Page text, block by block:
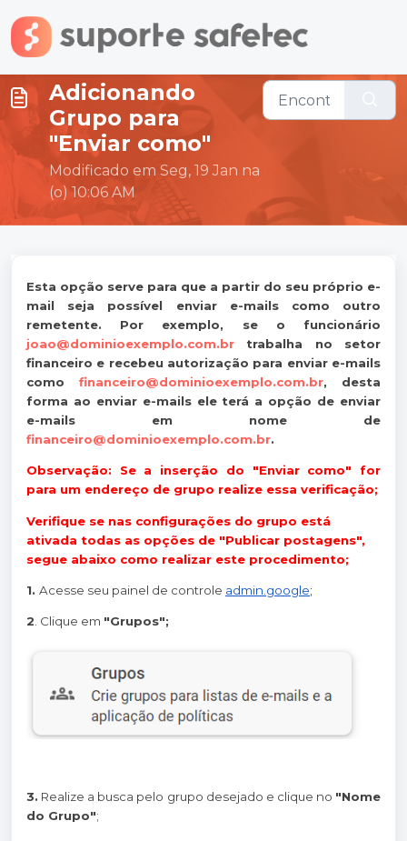
Ir para o conteúdo principal
Adicionando
Grupo para
"Enviar como"
Modificado em Seg, 19 Jan na
(o) 10:06 AM
Esta opção serve para que a partir do seu próprio e-
mail seja possível enviar e-mails como outro
remetente. Por exemplo, se o funcionário
joao@dominioexemplo.com.br trabalha no setor
financeiro e recebeu autorização para enviar e-mails
como financeiro@dominioexemplo.com.br, desta
forma ao enviar e-mails ele terá a opção de enviar
e-mails em nome de
financeiro@dominioexemplo.com.br.
Observação: Se a inserção do "Enviar como" for
para um endereço de grupo realize essa verificação;
Verifique se nas configurações do grupo está
ativada todas as opções de "Publicar postagens",
segue abaixo como realizar este procedimento;
1. Acesse seu painel de controle admin.google;
2. Clique em "Grupos";
3. Realize a busca pelo grupo desejado e clique no "Nome
do Grupo";